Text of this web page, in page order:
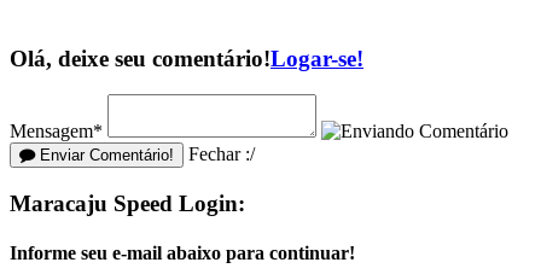
Olá, deixe seu comentário!Logar-se!
Mensagem*
Enviar Comentário! Fechar :/
Maracaju Speed Login:
Informe seu e-mail abaixo para continuar!